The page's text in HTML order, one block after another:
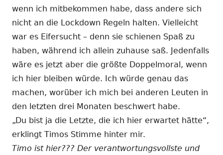
wenn ich mitbekommen habe, dass andere sich
nicht an die Lockdown Regeln halten. Vielleicht
war es Eifersucht – denn sie schienen Spaß zu
haben, während ich allein zuhause saß. Jedenfalls
wäre es jetzt aber die größte Doppelmoral, wenn
ich hier bleiben würde. Ich würde genau das
machen, worüber ich mich bei anderen Leuten in
den letzten drei Monaten beschwert habe.
„Du bist ja die Letzte, die ich hier erwartet hätte“,
erklingt Timos Stimme hinter mir.
Timo ist hier??? Der verantwortungsvollste und